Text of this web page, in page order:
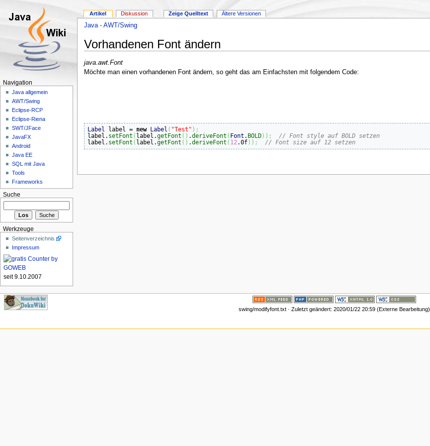
Java - AWT/Swing
Vorhandenen Font ändern
java.awt.Font
Möchte man einen vorhandenen Font ändern, so geht das am Einfachsten mit folgendem Code:
Label label = new Label ( "Test" ) ;
label. setFont ( label.getFont ( ) .deriveFont ( Font . BOLD) ) ;
// Font style auf BOLD setzen
label. setFont ( label.getFont ( ) .deriveFont ( 12.0f) ) ; // Font size auf 12 setzen
Artikel Diskussion Zeige Quelltext Ältere Versionen
Navigation
Java allgemein
AWT/Swing
Eclipse-RCP
Eclipse-Riena
SWT/JFace
JavaFX
Android
Java EE
SQL mit Java
Tools
Frameworks
Suche
Werkzeuge
Seitenverzeichnis
Impressum
seit 9.10.2007
swing/modifyfont.txt · Zuletzt geändert: 2020/01/22 20:59 (Externe Bearbeitung)